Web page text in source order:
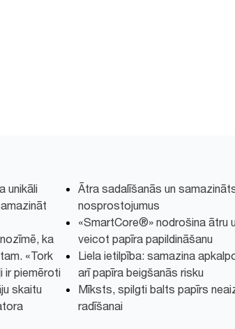
unikāli
ka
«Tork
ir piemēroti
skaitu
Ātra sadalīšanās un
nosprostojumus
«SmartCore®» nodrošina ātru
veicot papīra papildināšanu
Liela ietilpība: samazina
arī papīra beigšanās risku
Mīksts, spilgti balts papīrs
radīšanai